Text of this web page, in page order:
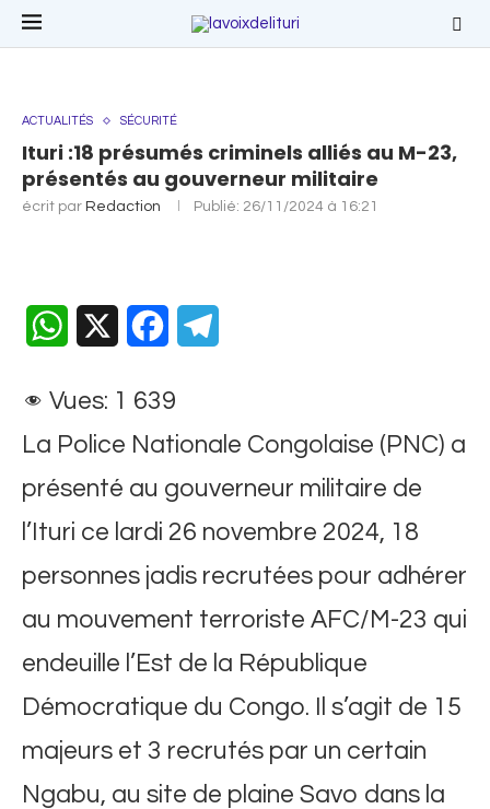
ACTUALITÉS SÉCURITÉ
Ituri :18 présumés criminels alliés au M-23,
présentés au gouverneur militaire
écrit par Redaction Publié: 26/11/2024 à 16:21
WhatsApp Facebook
Vues: 1 639
La Police Nationale Congolaise (PNC) a
présenté au gouverneur militaire de
l’Ituri ce lardi 26 novembre 2024, 18
personnes jadis recrutées pour adhérer
au mouvement terroriste AFC/M-23 qui
endeuille l’Est de la République
Démocratique du Congo. Il s’agit de 15
majeurs et 3 recrutés par un certain
Ngabu, au site de plaine Savo dans la